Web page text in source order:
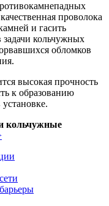
проволока
и гасить
кольчужных
обломков
высокая прочность
к образованию
кольчужные